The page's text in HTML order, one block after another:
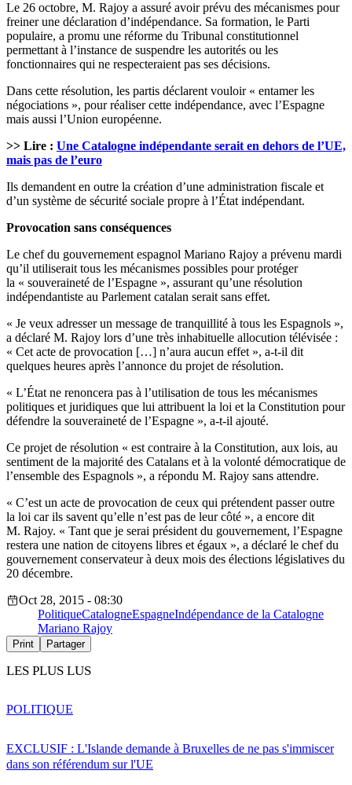
Le 26 octobre, M. Rajoy a assuré avoir prévu des mécanismes pour
freiner une déclaration d’indépendance. Sa formation, le Parti
populaire, a promu une réforme du Tribunal constitutionnel
permettant à l’instance de suspendre les autorités ou les
fonctionnaires qui ne respecteraient pas ses décisions.
Dans cette résolution, les partis déclarent vouloir « entamer les
négociations », pour réaliser cette indépendance, avec l’Espagne
mais aussi l’Union européenne.
>> Lire : Une Catalogne indépendante serait en dehors de l’UE,
mais pas de l’euro
Ils demandent en outre la création d’une administration fiscale et
d’un système de sécurité sociale propre à l’État indépendant.
Provocation sans conséquences
Le chef du gouvernement espagnol Mariano Rajoy a prévenu mardi
qu’il utiliserait tous les mécanismes possibles pour protéger
la « souveraineté de l’Espagne », assurant qu’une résolution
indépendantiste au Parlement catalan serait sans effet.
« Je veux adresser un message de tranquillité à tous les Espagnols »,
a déclaré M. Rajoy lors d’une très inhabituelle allocution télévisée :
« Cet acte de provocation […] n’aura aucun effet », a-t-il dit
quelques heures après l’annonce du projet de résolution.
« L’État ne renoncera pas à l’utilisation de tous les mécanismes
politiques et juridiques que lui attribuent la loi et la Constitution pour
défendre la souveraineté de l’Espagne », a-t-il ajouté.
Ce projet de résolution « est contraire à la Constitution, aux lois, au
sentiment de la majorité des Catalans et à la volonté démocratique de
l’ensemble des Espagnols », a répondu M. Rajoy sans attendre.
« C’est un acte de provocation de ceux qui prétendent passer outre
la loi car ils savent qu’elle n’est pas de leur côté », a encore dit
M. Rajoy. « Tant que je serai président du gouvernement, l’Espagne
restera une nation de citoyens libres et égaux », a déclaré le chef du
gouvernement conservateur à deux mois des élections législatives du
20 décembre.
Oct 28, 2015 - 08:30
PolitiqueCatalogneEspagneIndépendance de la Catalogne
Mariano Rajoy
Print Partager
LES PLUS LUS
EXCLUSIF : L'Islande demande à Bruxelles de ne pas s'immiscer
dans son référendum sur l'UE
POLITIQUE